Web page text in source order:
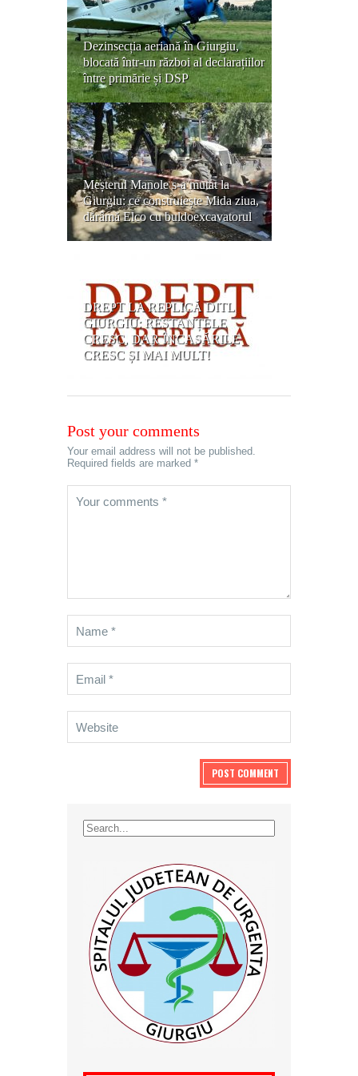
Dezinsecția aeriană în Giurgiu,
blocată într-un război al declarațiilor
între primărie și DSP
Meșterul Manole s-a mutat la
Giurgiu: ce construiește Mida ziua,
dărâmă Elco cu buldoexcavatorul
DREPT LA REPLICĂ DITL
GIURGIU: RESTANȚELE
CRESC, DAR ÎNCASĂRILE
CRESC ȘI MAI MULT!
Post your comments
Your email address will not be published.
Required fields are marked *